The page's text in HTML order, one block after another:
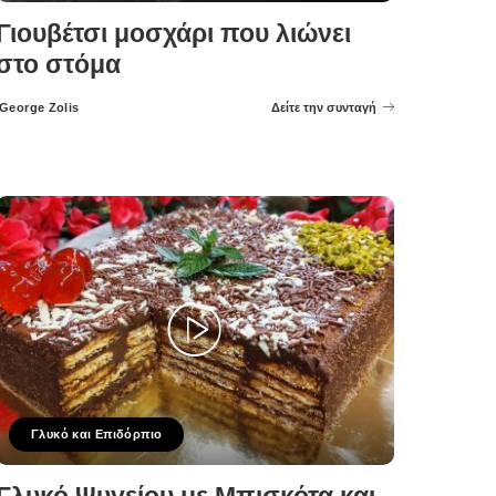
μοσχάρι που λιώνει
στόμα
Zolis Δείτε την συνταγή
Γλυκό και Επιδόρπιο